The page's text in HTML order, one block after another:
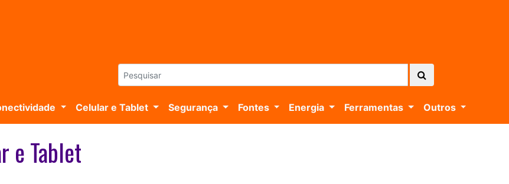
Celular e Tablet Segurança Fontes Energia Ferramentas Outros
e Tablet